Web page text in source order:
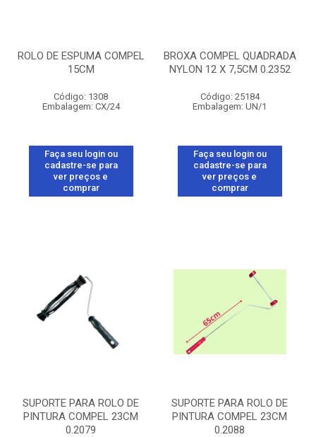
ROLO DE ESPUMA COMPEL
15CM
Código: 1308
Embalagem: CX/24
Faça seu login ou
cadastre-se para
ver preços e
comprar
BROXA COMPEL QUADRADA
NYLON 12 X 7,5CM 0.2352
Código: 25184
Embalagem: UN/1
Faça seu login ou
cadastre-se para
ver preços e
comprar
SUPORTE PARA ROLO DE
PINTURA COMPEL 23CM
0.2079
SUPORTE PARA ROLO DE
PINTURA COMPEL 23CM
0.2088